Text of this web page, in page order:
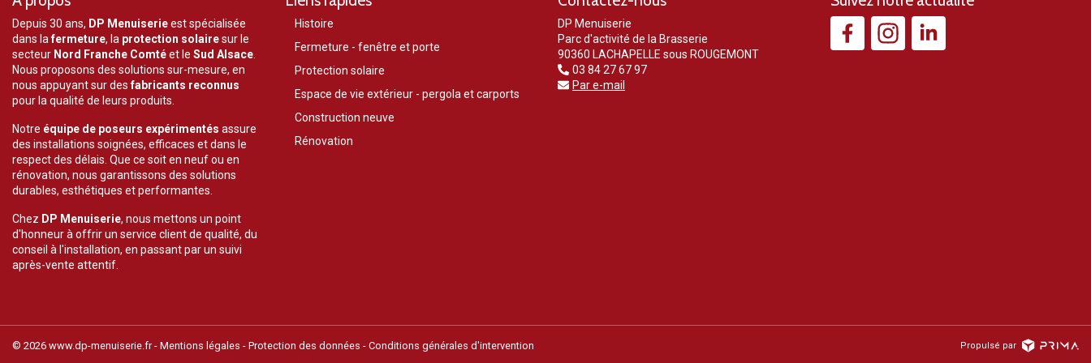
Depuis 30 ans, DP Menuiserieest spécialisée
dans lafermeture, la protection solairesur le
secteur Nord Franche Comtéet le Sud Alsace.
Nous proposons des solutions sur-mesure, en
nous appuyant sur desfabricants reconnus
pour la qualité de leurs produits.
Notre équipe de poseurs expérimentés assure
des installations soignées, efficaces et dans le
respect des délais. Que ce soit en neuf ou en
rénovation, nous garantissons des solutions
durables, esthétiques et performantes.
Chez DP Menuiserie, nous mettons un point
d'honneur à offrir un service client de qualité, du
conseil à l'installation, en passant par un suivi
après-vente attentif.
Histoire
Fermeture - fenêtre et porte
Protection solaire
Espace de vie extérieur - pergola et carports
Construction neuve
Rénovation
DP Menuiserie
Parc d'activité de la Brasserie
90360 LACHAPELLE sous ROUGEMONT
03 84 27 67 97
Par e-mail
© 2026 www.dp-menuiserie.fr - Mentions légales Protection des données Conditions générales d'intervention Propulsé par